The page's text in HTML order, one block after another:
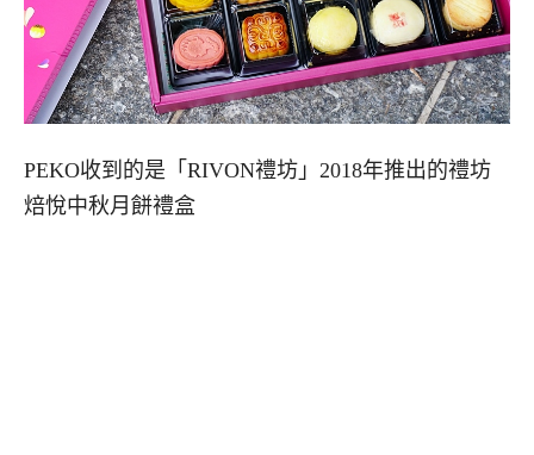
PEKO收到的是「RIVON禮坊」2018年推出的禮坊
焙悅中秋月餅禮盒